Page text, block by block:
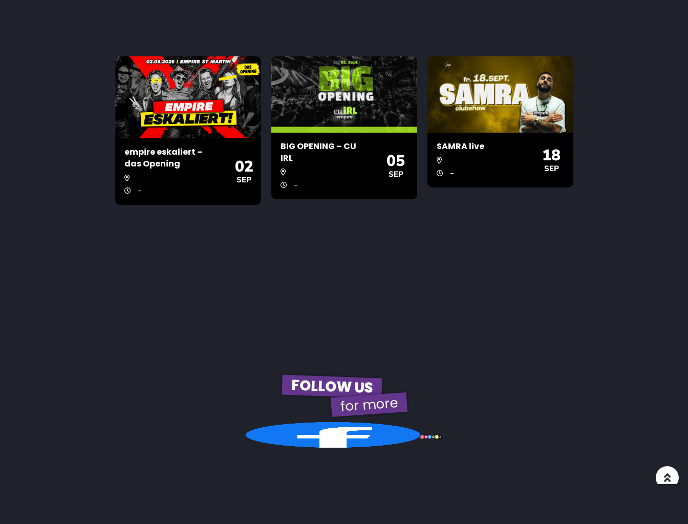
empire eskaliert –
das Opening
-
02
SEP
BIG OPENING – CU
IRL
-
05
SEP
SAMRA live
-
18
SEP
FOLLOW US
for more